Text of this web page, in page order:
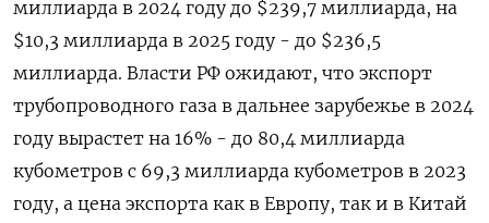
миллиарда в 2024 году до $239,7 миллиарда, на
$10,3 миллиарда в 2025 году - до $236,5
миллиарда. Власти РФ ожидают, что экспорт
трубопроводного газа в дальнее зарубежье в 2024
году вырастет на 16% - до 80,4 миллиарда
кубометров с 69,3 миллиарда кубометров в 2023
году, а цена экспорта как в Европу, так и в Китай